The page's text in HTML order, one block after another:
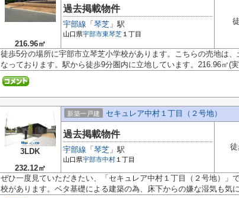
216.96㎡
過去掲載物件
宇部線 「 琴芝 」駅
山口県宇部市東琴芝 １丁目
徒歩5分の場所に宇部市立琴芝小学校があります。こちらの売地は
なっております。駅から徒歩9分圏内に立地しています。216.96㎡(
3LDK
232.12㎡
新築一戸建 セキュレア中村１丁目（２号地）
過去掲載物件
宇部線 「 琴芝 」駅
山口県宇部市中村 １丁目
徒
ぜひ一度見ていただきたい、「セキュレア中村１丁目（２号地）」
校があります。ベタ基礎による建築の為、床下からの嫌な湿気も気